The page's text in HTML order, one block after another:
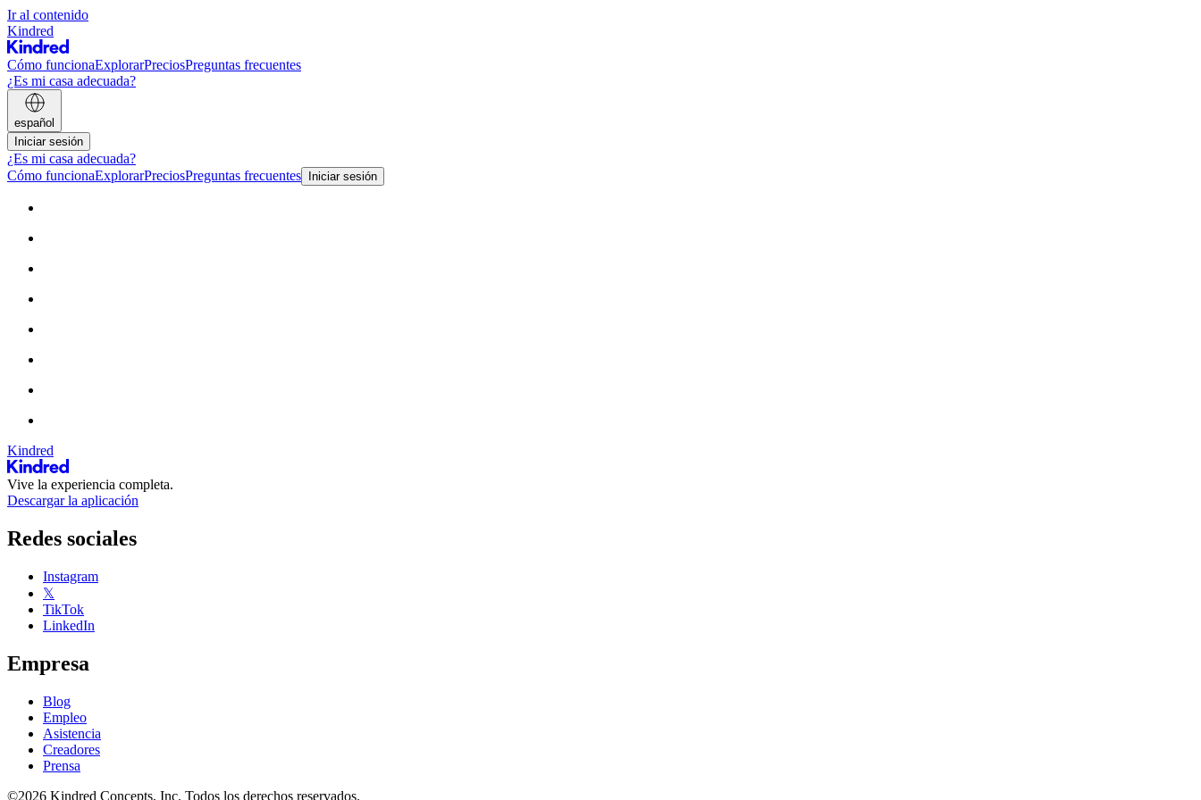
Ir al contenido
Kindred
Cómo funcionaExplorarPreciosPreguntas frecuentes
¿Es mi casa adecuada?
español
Iniciar sesión
¿Es mi casa adecuada?
Cómo funcionaExplorarPreciosPreguntas frecuentes Iniciar sesión
Kindred
Vive la experiencia completa.
Descargar la aplicación
Redes sociales
Instagram
𝕏
TikTok
LinkedIn
Empresa
Blog
Empleo
Asistencia
Creadores
Prensa
©2026 Kindred Concepts, Inc. Todos los derechos reservados.